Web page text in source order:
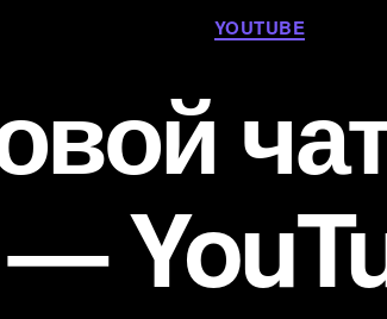
Рубрики
YOUTUBE
—